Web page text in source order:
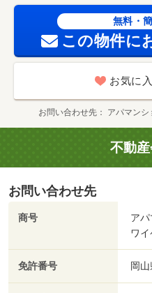
無料・
この物件に
お気に
お問い合わせ先 アパマンシ
不動
お問い合わせ先
商号
アパ
ワイ
免許番号 岡